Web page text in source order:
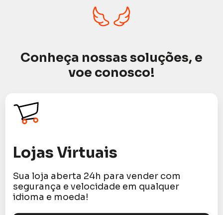
Conheça nossas soluções, e
voe conosco!
Lojas Virtuais
Sua loja aberta 24h para vender com
segurança e velocidade em qualquer
idioma e moeda!